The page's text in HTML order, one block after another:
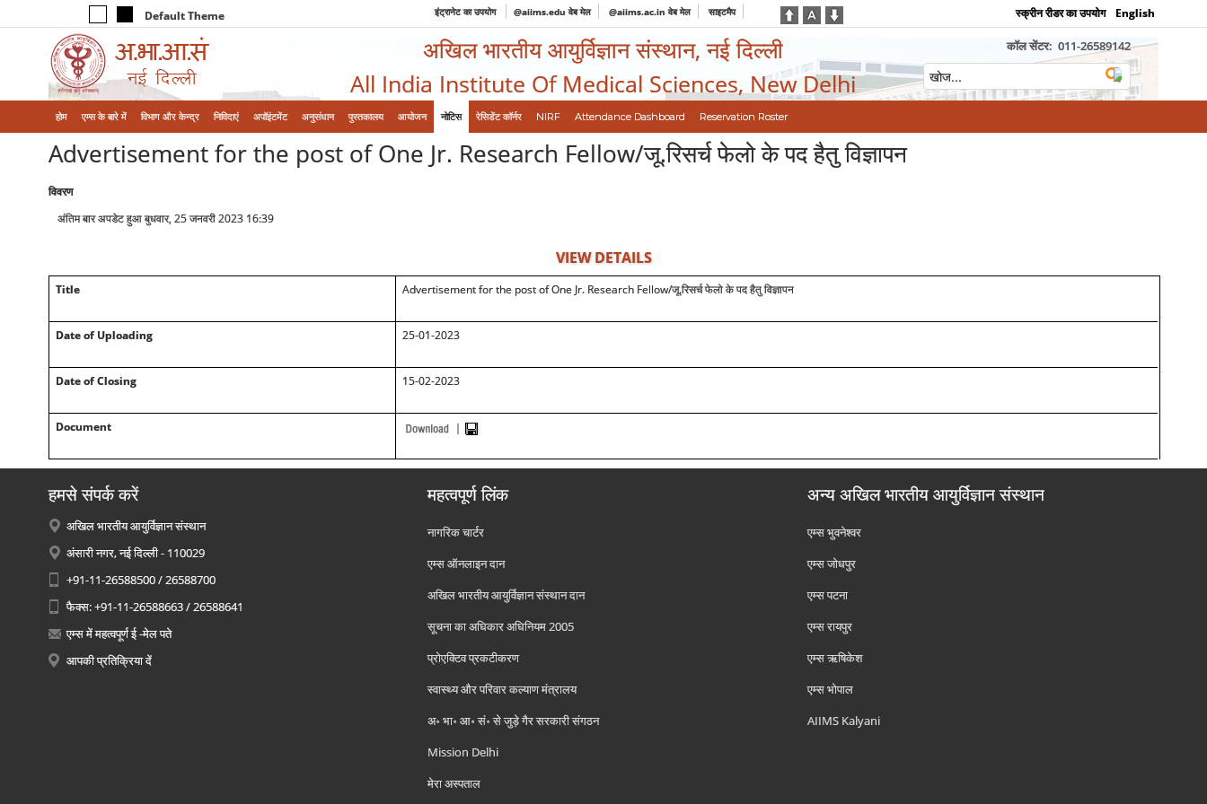
Default Theme इंट्रानेट का उपयोग @aiims.edu वेब मेल @aiims.ac.in वेब मेल साइटमैप स्क्रीन रीडर का उपयोग English
अखिल भारतीय आयुर्विज्ञान संस्थान, नई दिल्ली
All India Institute Of Medical Sciences, New Delhi
कॉल सेंटर: 011-26589142
होम एम्‍स के बारे में विभाग और केन्‍द्र निविदाएं अपॉइंटमेंट अनुसंधान पुस्तकालय आयोजन नोटिस रेसिडेंट कॉर्नर NIRF Attendance Dashboard Reservation Roster
Advertisement for the post of One Jr. Research Fellow/जू.रिसर्च फेलो के पद हैतु विज्ञापन
विवरण
अंतिम बार अपडेट हुआ बुधवार, 25 जनवरी 2023 16:39
VIEW DETAILS
Title Advertisement for the post of One Jr. Research Fellow/जू.रिसर्च फेलो के पद हैतु विज्ञापन
Date of Uploading 25-01-2023
Date of Closing 15-02-2023
Document
हमसे संपर्क करें
अखिल भारतीय आयुर्विज्ञान संस्थान
अंसारी नगर, नई दिल्ली - 110029
+91-11-26588500 / 26588700
फैक्स: +91-11-26588663 / 26588641
एम्स में महत्वपूर्ण ई -मेल पते
आपकी प्रतिक्रिया दें
महत्वपूर्ण लिंक
नागरिक चार्टर
एम्स ऑनलाइन दान
अखिल भारतीय आयुर्विज्ञान संस्थान दान
सूचना का अधिकार अधिनियम 2005
प्रोएक्टिव प्रकटीकरण
स्वास्थ्य और परिवार कल्याण मंत्रालय
अ॰ भा॰ आ॰ सं॰ से जुड़े गैर सरकारी संगठन
Mission Delhi
मेरा अस्पताल
अन्य अखिल भारतीय आयुर्विज्ञान संस्थान
एम्‍स भुवनेश्वर
एम्‍स जोधपुर
एम्‍स पटना
एम्‍स रायपुर
एम्‍स ऋषिकेश
एम्‍स भोपाल
AIIMS Kalyani